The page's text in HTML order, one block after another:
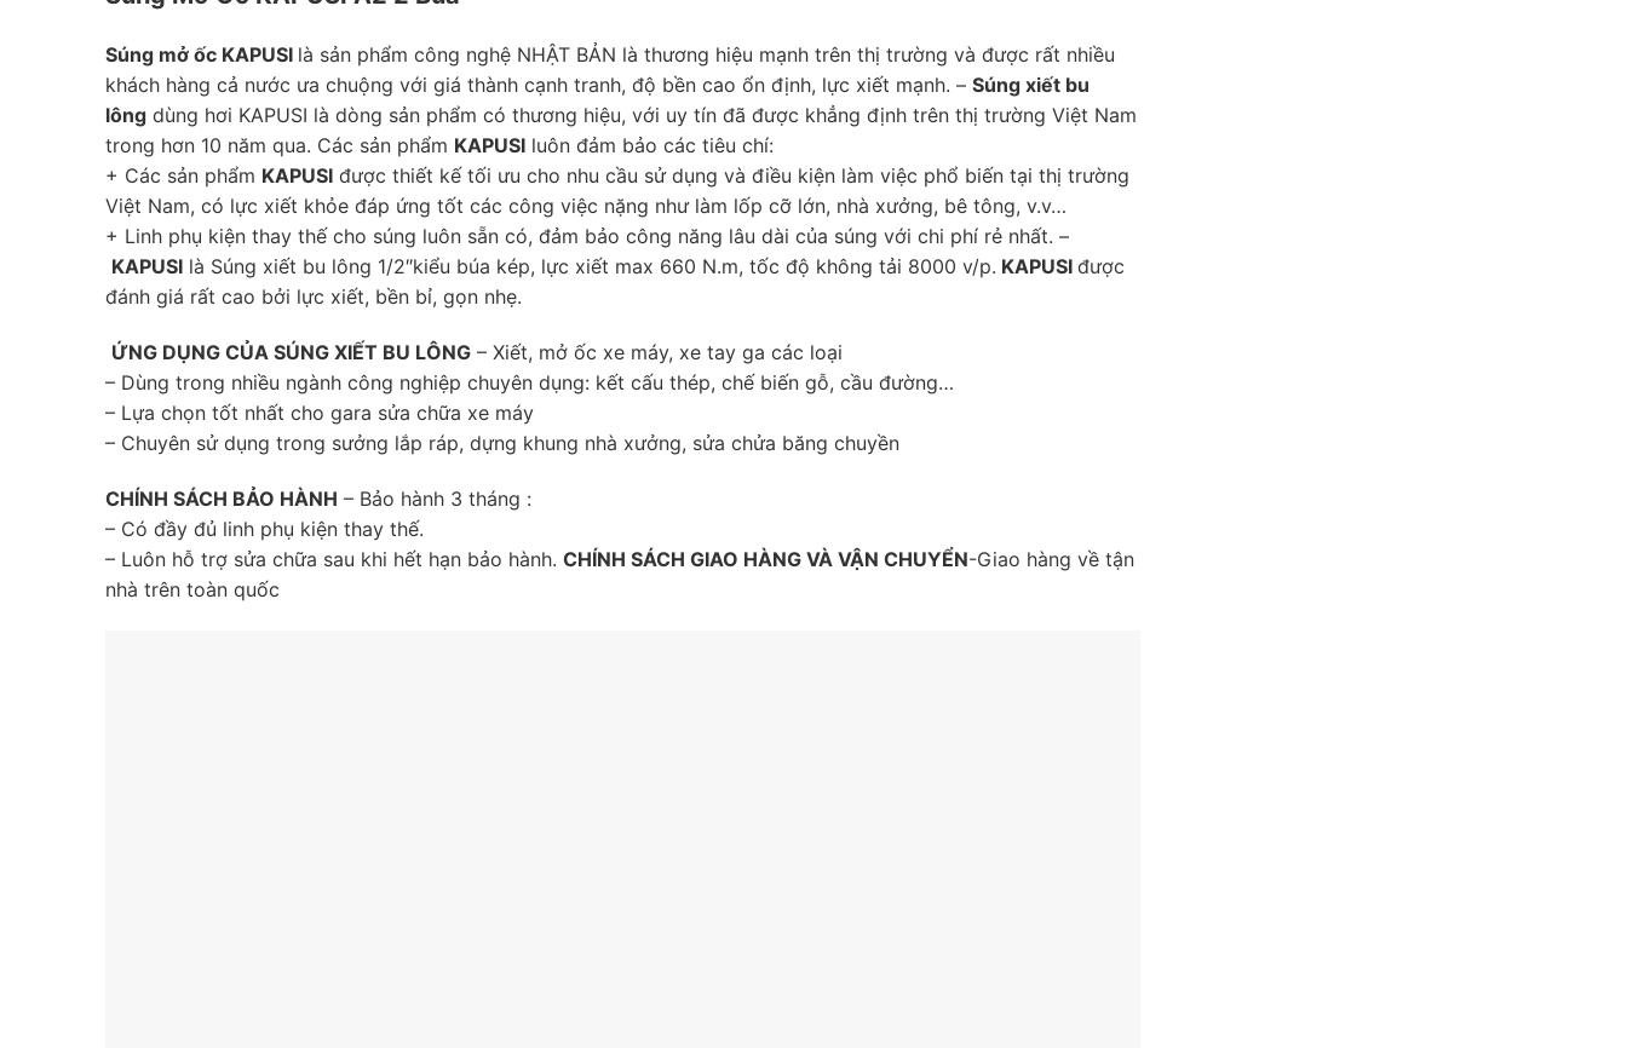
Súng mở ốc KAPUSI là sản phẩm công nghệ NHẬT BẢN là thương hiệu mạnh trên thị trường và được rất nhiều
khách hàng cả nước ưa chuộng với giá thành cạnh tranh, độ bền cao ổn định, lực xiết mạnh. – Súng xiết bu
lông dùng hơi KAPUSI là dòng sản phẩm có thương hiệu, với uy tín đã được khẳng định trên thị trường Việt Nam
trong hơn 10 năm qua. Các sản phẩm KAPUSI luôn đảm bảo các tiêu chí:
+ Các sản phẩm KAPUSI được thiết kế tối ưu cho nhu cầu sử dụng và điều kiện làm việc phổ biến tại thị trường
Việt Nam, có lực xiết khỏe đáp ứng tốt các công việc nặng như làm lốp cỡ lớn, nhà xưởng, bê tông, v.v…
+ Linh phụ kiện thay thế cho súng luôn sẵn có, đảm bảo công năng lâu dài của súng với chi phí rẻ nhất. –
KAPUSI là Súng xiết bu lông 1/2″kiểu búa kép, lực xiết max 660 N.m, tốc độ không tải 8000 v/p. KAPUSI được
đánh giá rất cao bởi lực xiết, bền bỉ, gọn nhẹ.
ỨNG DỤNG CỦA SÚNG XIẾT BU LÔNG – Xiết, mở ốc xe máy, xe tay ga các loại
– Dùng trong nhiều ngành công nghiệp chuyên dụng: kết cấu thép, chế biến gỗ, cầu đường…
– Lựa chọn tốt nhất cho gara sửa chữa xe máy
– Chuyên sử dụng trong sưởng lắp ráp, dựng khung nhà xưởng, sửa chửa băng chuyền
CHÍNH SÁCH BẢO HÀNH – Bảo hành 3 tháng :
– Có đầy đủ linh phụ kiện thay thế.
– Luôn hỗ trợ sửa chữa sau khi hết hạn bảo hành. CHÍNH SÁCH GIAO HÀNG VÀ VẬN CHUYỂN-Giao hàng về tận
nhà trên toàn quốc